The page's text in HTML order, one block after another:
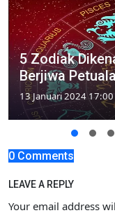
5 Zodiak
Berjiwa
13 Januari 2024 17:00
0 Comments
LEAVE A REPLY
Your email address